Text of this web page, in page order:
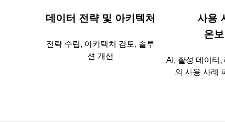
데이터 전략 및 아키텍처
전략 수립, 아키텍처 검토, 솔루
션 개선
사용
온
AI, 활성 데이터,
의 사용 사례